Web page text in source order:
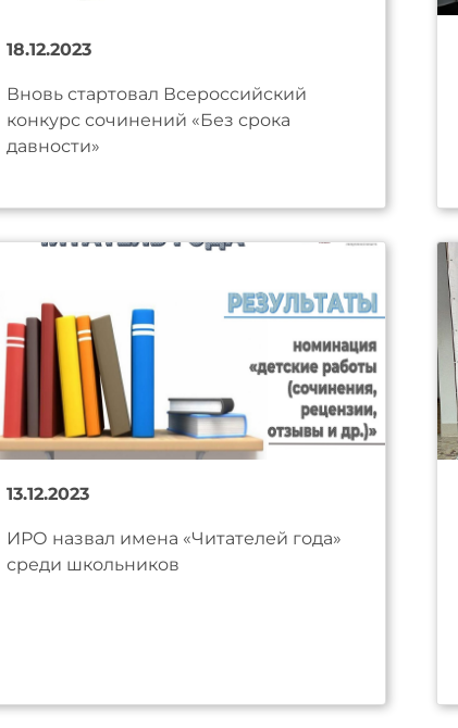
18.12.2023
Вновь стартовал Всероссийский
конкурс сочинений «Без срока
давности»
13.12.2023
ИРО назвал имена «Читателей года»
среди школьников